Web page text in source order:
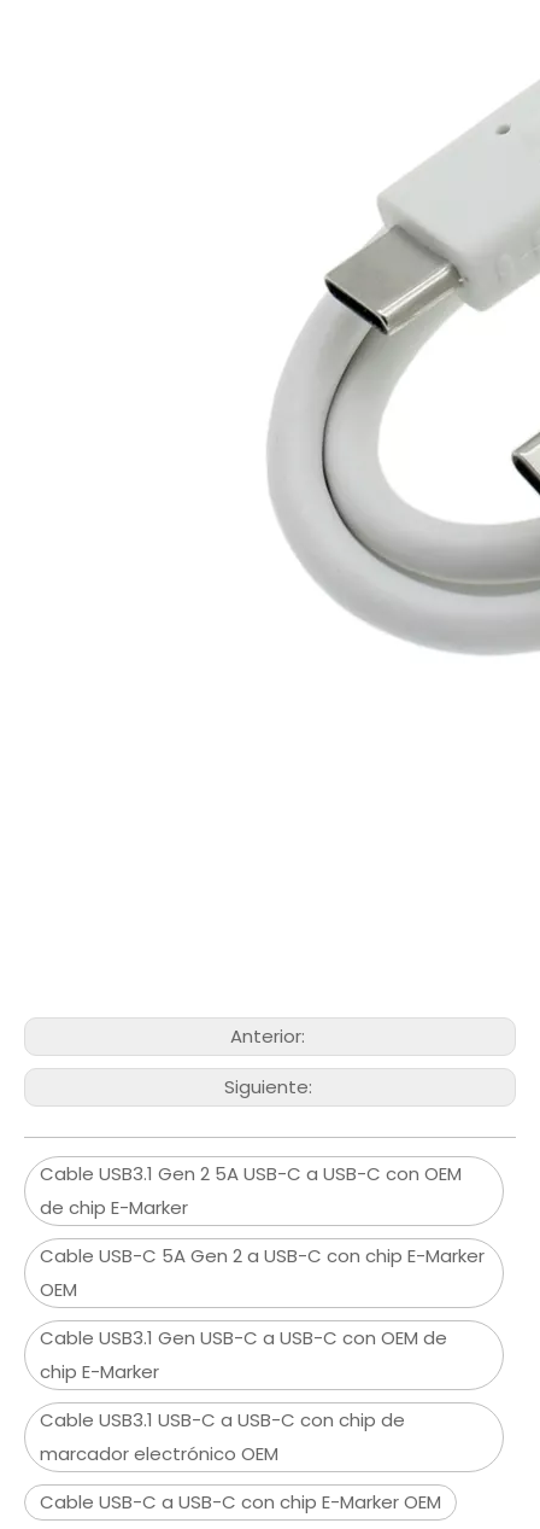
Anterior:
Siguiente:
Cable USB3.1 Gen 2 5A USB-C a USB-C con OEM
de chip E-Marker
Cable USB-C 5A Gen 2 a USB-C con chip E-Marker
OEM
Cable USB3.1 Gen USB-C a USB-C con OEM de
chip E-Marker
Cable USB3.1 USB-C a USB-C con chip de
marcador electrónico OEM
Cable USB-C a USB-C con chip E-Marker OEM